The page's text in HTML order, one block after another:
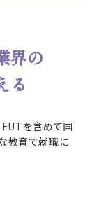
界の
る
FUTを含めて国
教育で就職に